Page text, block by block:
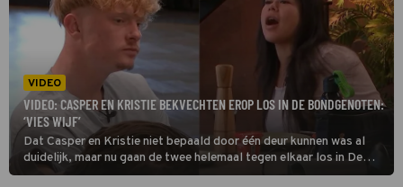
VIDEO
VIDEO: CASPER EN KRISTIE BEKVECHTEN EROP LOS IN DE BONDGENOTEN:
‘VIES WIJF’
Dat Casper en Kristie niet bepaald door één deur kunnen was al
duidelijk, maar nu gaan de twee helemaal tegen elkaar los in De
Bondgenoten.